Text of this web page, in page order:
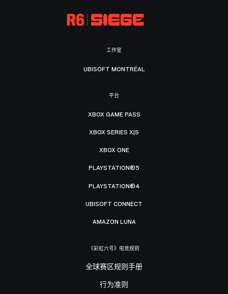
工作室
UBISOFT MONTRÉAL
平台
XBOX GAME PASS
XBOX SERIES X|S
XBOX ONE
PLAYSTATION®5
PLAYSTATION®4
UBISOFT CONNECT
AMAZON LUNA
《彩虹六号》电竞规则
全球赛区规则手册
行为准则